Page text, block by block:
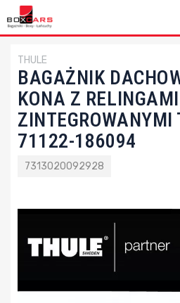
THULE
BAGAŻNIK
KONA Z RELINGAMI
ZINTEGROWANYMI
71122-186094
7313020092928